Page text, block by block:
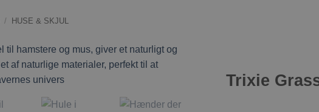
/ HUSE & SKJUL
Trixie